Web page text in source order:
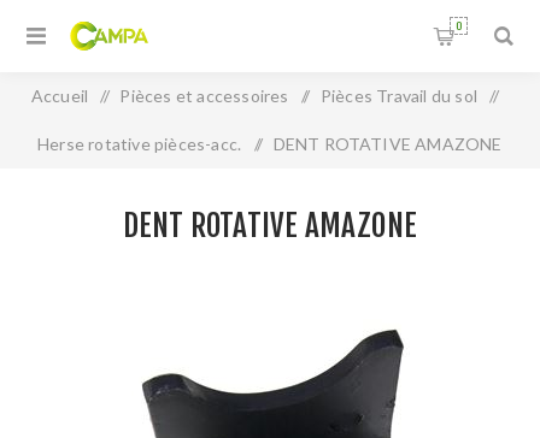
0
Accueil / Pièces et accessoires / Pièces Travail du sol /
Herse rotative pièces-acc. / DENT ROTATIVE AMAZONE
DENT ROTATIVE AMAZONE